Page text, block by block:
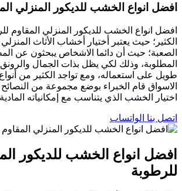
افضل انواع الخشب للديكور المنزلي
افضل انواع الخشب للديكور المنزلي المقاوم
الكثير؛ حيث يعتبر أختيار أخشاب الأثاث
الصعبة؛ حيث أن دائما الاشخاص يبحثون عن
المطلوبة، وذلك لكي يظل بذات الجمال
طويل على استعماله، ومع تواجد الكثير من
الاسواق قام الخبراء بوضع مجموعة من
اختيار الخشب الذي يتناسب مع إمكانياته
اتصل بنا الواتساب
افضل انواع الخشب للديكور
للرطوبة